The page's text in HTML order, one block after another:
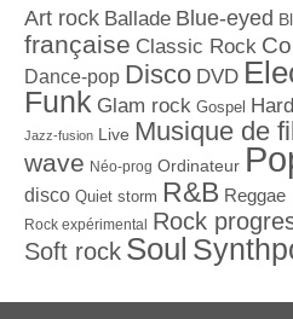
Art rock Ballade Blue-eyed
française Classic Rock
Dance-pop Disco DVD
Funk Glam rock Gospel
Jazz-fusion Live Musique de
wave Néo-prog Ordinateur
disco Quiet storm R&B Reggae
Rock expérimental Rock
Soft rock Soul